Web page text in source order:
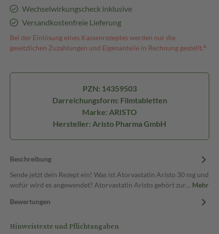
Wechselwirkungscheck inklusive
Versandkostenfreie Lieferung
Bei der Einlösung eines Kassenrezeptes werden nur die
gesetzlichen Zuzahlungen und Eigenanteile in Rechnung gestellt.⁴
PZN: 14359503
Darreichungsform: Filmtabletten
Marke: ARISTO
Hersteller: Aristo Pharma GmbH
Beschreibung
Sende jetzt dein Rezept ein! Was ist Atorvastatin Aristo 30 mg und
wofür wird es angewendet? Atorvastatin Aristo gehört zur… Mehr
Bewertungen
Hinweistexte und Pflichtangaben